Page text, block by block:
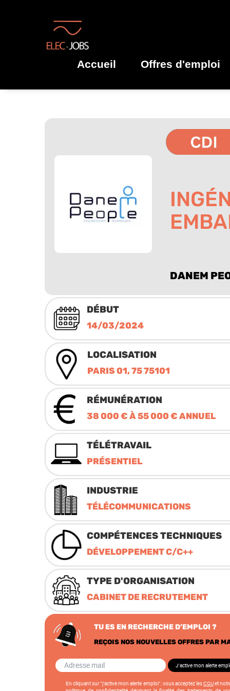
Accueil Offres d'emploi
DANEM
DÉBUT
14/03/2024
LOCALISATION
PARIS 01, 75 75101
RÉMUNÉRATION
38 000 € À 55 000 € ANNUEL
TÉLÉTRAVAIL
PRÉSENTIEL
INDUSTRIE
TÉLÉCOMMUNICATIONS
COMPÉTENCES TECHNIQUES
DÉVELOPPEMENT C/C++
TYPE D'ORGANISATION
CABINET DE RECRUTEMENT
TU ES EN RECHERCHE D’EMPLOI ?
REÇOIS NOS NOUVELLES OFFRES PAR
En cliquant sur “j’active mon alerte emploi”, vous acceptez lesCGUet